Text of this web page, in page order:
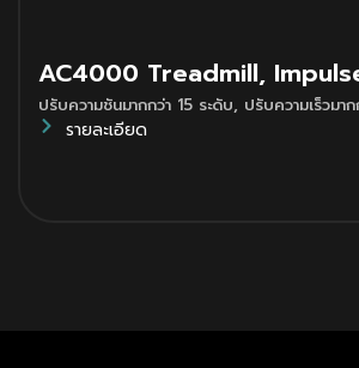
AC4000 Treadmill,
ปรับความชันมากกว่า 15 ระดับ, ปรับความเร็วม
รายละเอียด